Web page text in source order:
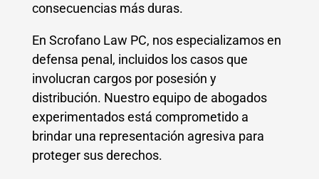
consecuencias más duras.
En Scrofano Law PC, nos especializamos en
defensa penal, incluidos los casos que
involucran cargos por posesión y
distribución. Nuestro equipo de abogados
experimentados está comprometido a
brindar una representación agresiva para
proteger sus derechos.